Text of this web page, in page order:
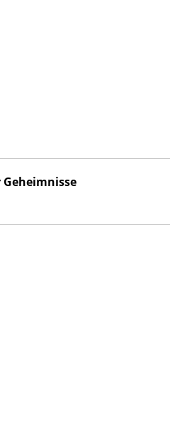
Geheimnisse